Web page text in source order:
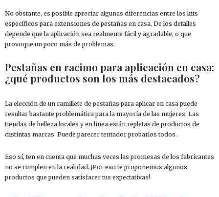
No obstante, es posible apreciar algunas diferencias entre los kits
específicos para extensiones de pestañas en casa. De los detalles
depende que la aplicación sea realmente fácil y agradable, o que
provoque un poco más de problemas.
Pestañas en racimo para aplicación en casa:
¿qué productos son los más destacados?
La elección de un ramillete de pestañas para aplicar en casa puede
resultar bastante problemática para la mayoría de las mujeres. Las
tiendas de belleza locales y en línea están repletas de productos de
distintas marcas. Puede parecer tentador probarlos todos.
Eso sí, ten en cuenta que muchas veces las promesas de los fabricantes
no se cumplen en la realidad. ¡Por eso te proponemos algunos
productos que pueden satisfacer tus expectativas!